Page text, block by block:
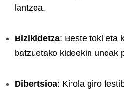
lantzea.
Bizikidetza: Beste toki eta
batzuetako kideekin uneak
Dibertsioa: Kirola giro